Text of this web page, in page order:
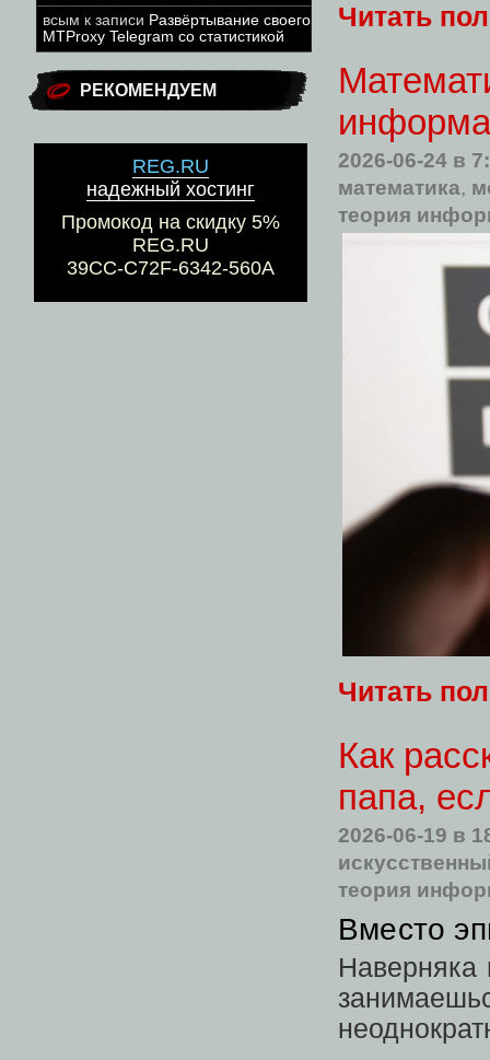
всым к записи Развёртывание своего
MTProxy Telegram со статистикой
РЕКОМЕНДУЕМ
REG.RU
надежный хостинг
Промокод на скидку 5%
REG.RU
39CC-C72F-6342-560A
Читать
2026-06-24 в
математика,
теория
Читать
Как
папа,
2026-06-19 в
теория
Вместо
Наверняка